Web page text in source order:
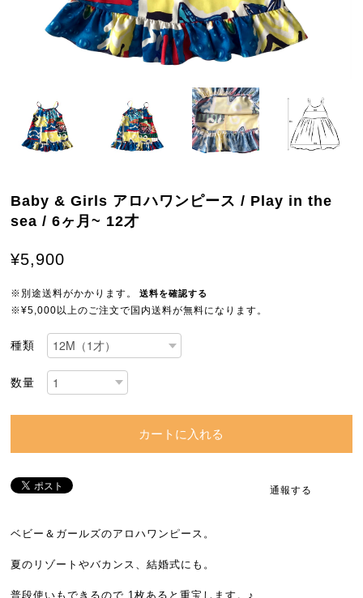
Baby & Girls アロハワンピース / Play in the
sea / 6ヶ月~ 12才
¥5,900
※別途送料がかかります。 送料を確認する
※¥5,000以上のご注文で国内送料が無料になります。
種類
数量
カートに入れる
通報する
ベビー＆ガールズのアロハワンピース。
夏のリゾートやバカンス、結婚式にも。
普段使いもできるので 1枚あると重宝します。♪